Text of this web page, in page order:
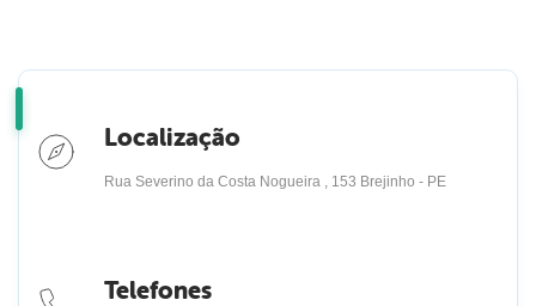
Localização
Rua Severino da Costa Nogueira , 153 Brejinho - PE
Telefones